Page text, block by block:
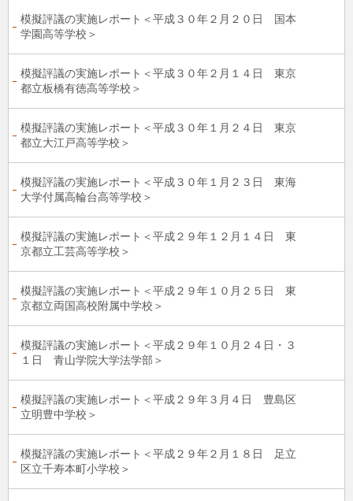
模擬評議の実施レポート＜平成３０年２月２０日 国本
学園高等学校＞
模擬評議の実施レポート＜平成３０年２月１４日 東京
都立板橋有徳高等学校＞
模擬評議の実施レポート＜平成３０年１月２４日 東京
都立大江戸高等学校＞
模擬評議の実施レポート＜平成３０年１月２３日 東海
大学付属高輪台高等学校＞
模擬評議の実施レポート＜平成２９年１２月１４日 東
京都立工芸高等学校＞
模擬評議の実施レポート＜平成２９年１０月２５日 東
京都立両国高校附属中学校＞
模擬評議の実施レポート＜平成２９年１０月２４日・３
１日 青山学院大学法学部＞
模擬評議の実施レポート＜平成２９年３月４日 豊島区
立明豊中学校＞
模擬評議の実施レポート＜平成２９年２月１８日 足立
区立千寿本町小学校＞